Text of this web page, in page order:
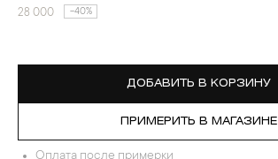
28 000 -40%
ДОБАВИТЬ В КОРЗИНУ
ПРИМЕРИТЬ В МАГАЗИНЕ